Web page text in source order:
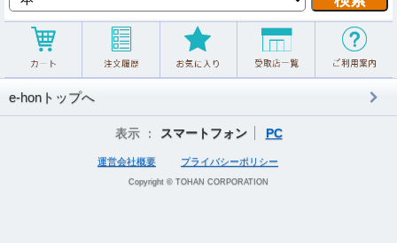
e-honトップへ
表示 ： スマートフォン PC
運営会社概要 プライバシーポリシー
Copyright © TOHAN CORPORATION